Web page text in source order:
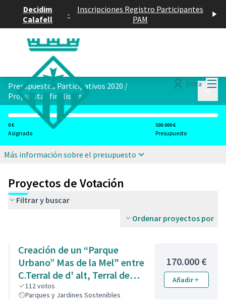
Decidim
Calafell
-
Inscripciones Registro Participantes
PAM
Entra
Presupuestos Participativos 2020 /
Propuestas finalistas
0 €
Asignado
500.000 €
Presupuesto
Más información sobre el presupuesto
Proyectos de Votación
Filtrar y buscar
Ordenar proyectos por
Creación de un “Parque
Urbano” Mas de la Mel" entre
C.Terral de d' alt, Terral de
Baix i de l' Est.
112votos
Parques y Jardines Sostenibles
170.000 €
Añadir